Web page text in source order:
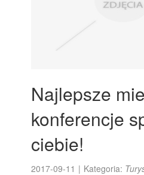
Najlepsze
konferencje
ciebie!
2017-09-11 | Kategoria: